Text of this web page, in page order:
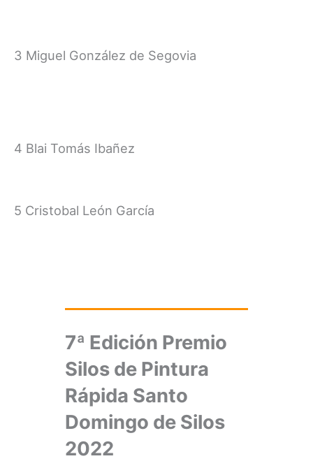
3 Miguel González de Segovia
4 Blai Tomás Ibañez
5 Cristobal León García
7ª Edición Premio
Silos de Pintura
Rápida Santo
Domingo de Silos
2022